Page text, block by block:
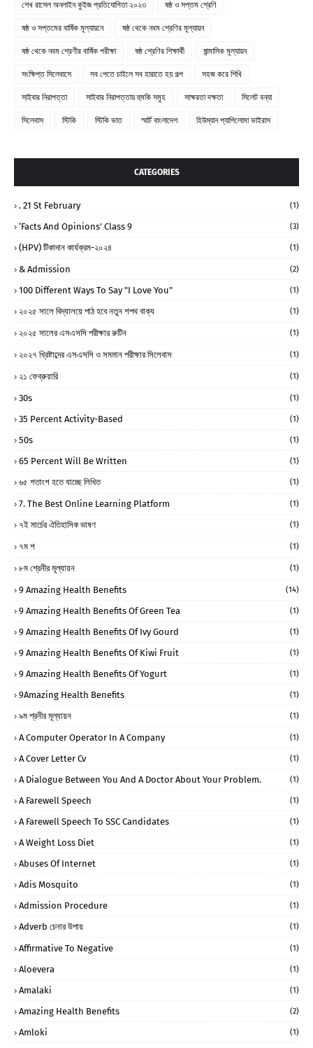
শেখ রাসেল অনলাইন কুইজ প্রতিযোগিতা ২০২৩ ষষ্ঠ ও সপ্তম শ্রেণি
ষষ্ঠ ও সপ্তমের বার্ষিক মূল্যায়নে ষষ্ঠ থেকে নবম শ্রেণির মূল্যায়ন
ষষ্ঠ থেকে নবম শ্রেণীর বার্ষিক পরীক্ষা ষষ্ঠ শ্রেণির শিক্ষার্থী ষান্মাসিক মূল্যায়ন
সংক্ষিপ্ত সিলেবাসে সব পেতে চাইলে সব হারাতে হয় গল্প সহজ করে শিখি
সাইবার নিরাপত্তা সাইবার নিরাপত্তায় হুমকি সমুহ সাক্ষরতা দক্ষতা সিলেট বন্যা
সিলেবাস স্টিকি স্টিকি ভাত স্মার্ট বাংলাদেশ হিউম্যান প্যাপিলোমা ভাইরাস
CATEGORIES
. 21 St February (1)
‘Facts And Opinions’ Class 9 (3)
(HPV) টিকাদান কার্যক্রম-২০২৪ (1)
& Admission (2)
100 Different Ways To Say "I Love You" (1)
২০২৫ সালে বিদ্যালয়ে পাঠ হবে নতুন শপথ বাক্য (1)
২০২৫ সালের এসএসসি পরীক্ষার রুটিন (1)
২০২৭ খ্রিষ্টাব্দের এসএসসি ও সমমান পরীক্ষার সিলেবাস (1)
২১ ফেব্রুয়ারি (1)
30s (1)
35 Percent Activity-Based (1)
50s (1)
65 Percent Will Be Written (1)
৬৫ শতাংশ হতে যাচ্ছে লিখিত (1)
7. The Best Online Learning Platform (1)
৭ই মার্চের ঐতিহাসিক ভাষণ (1)
৭ম শ (1)
৮ম শ্রেনীর মূল্যায়ন (1)
9 Amazing Health Benefits (14)
9 Amazing Health Benefits Of Green Tea (1)
9 Amazing Health Benefits Of Ivy Gourd (1)
9 Amazing Health Benefits Of Kiwi Fruit (1)
9 Amazing Health Benefits Of Yogurt (1)
9Amazing Health Benefits (1)
৯ম শ্রনীর মূল্যায়ন (1)
A Computer Operator In A Company (1)
A Cover Letter Cv (1)
A Dialogue Between You And A Doctor About Your Problem. (1)
A Farewell Speech (1)
A Farewell Speech To SSC Candidates (1)
A Weight Loss Diet (1)
Abuses Of Internet (1)
Adis Mosquito (1)
Admission Procedure (1)
Adverb চেনার উপায় (1)
Affirmative To Negative (1)
Aloevera (1)
Amalaki (1)
Amazing Health Benefits (2)
Amloki (1)